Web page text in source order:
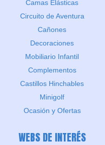
Camas Elásticas
Circuito de Aventura
Cañones
Decoraciones
Mobiliario Infantil
Complementos
Castillos Hinchables
Minigolf
Ocasión y Ofertas
WEBS DE INTERÉS